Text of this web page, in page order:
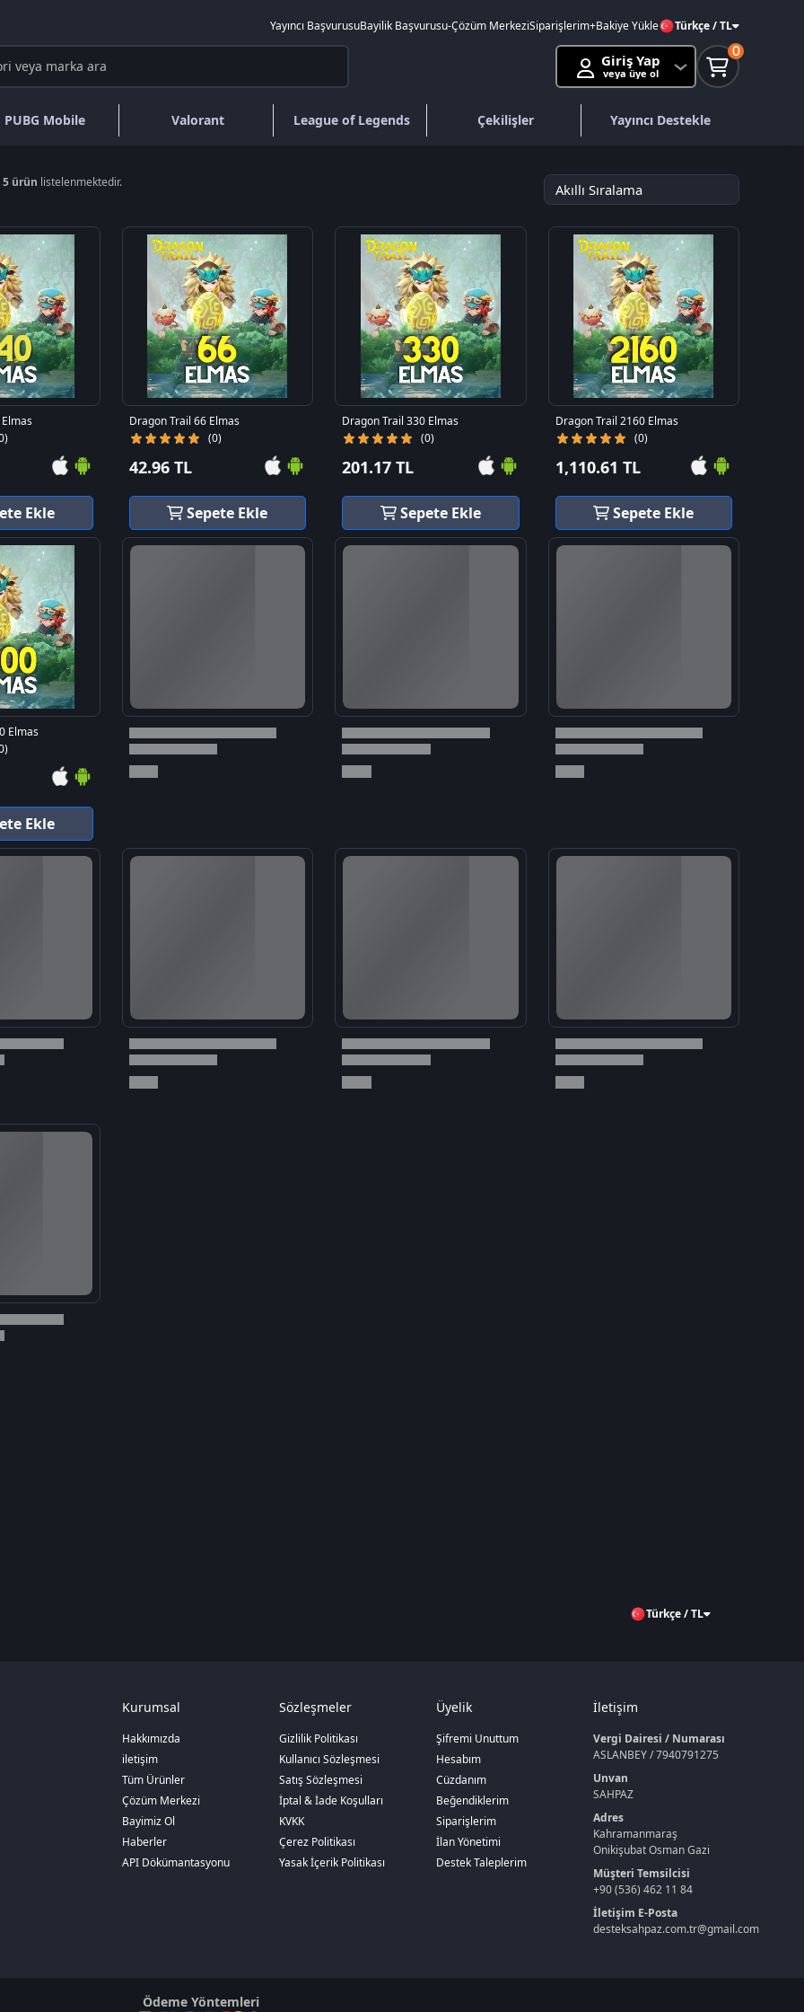
Yayıncı BaşvurusuBayilik Başvurusu-Çözüm MerkeziSiparişlerim+Bakiye Yükle Türkçe / TL
Giriş Yap
veya üye ol
0
PUBG Mobile Valorant League of Legends Çekilişler Yayıncı Destekle
5 ürün listelenmektedir.
Ekle
Dragon Trail 66 Elmas
(0)
42.96 TL
Sepete Ekle
Dragon Trail 330 Elmas
(0)
201.17 TL
Sepete Ekle
Dragon Trail 2160 Elmas
(0)
1,110.61 TL
Sepete Ekle
Elmas
Ekle
Türkçe / TL
Kurumsal
Hakkımızda
iletişim
Tüm Ürünler
Çözüm Merkezi
Bayimiz Ol
Haberler
API Dökümantasyonu
Sözleşmeler
Gizlilik Politikası
Kullanıcı Sözleşmesi
Satış Sözleşmesi
İptal & İade Koşulları
KVKK
Çerez Politikası
Yasak İçerik Politikası
Üyelik
Şifremi Unuttum
Hesabım
Cüzdanım
Beğendiklerim
Siparişlerim
İlan Yönetimi
Destek Taleplerim
İletişim
Vergi Dairesi / Numarası
ASLANBEY / 7940791275
Unvan
SAHPAZ
Adres
Kahramanmaraş
Onikişubat Osman Gazi
Müşteri Temsilcisi
+90 (536) 462 11 84
İletişim E-Posta
desteksahpaz.com.tr@gmail.com
Ödeme Yöntemleri